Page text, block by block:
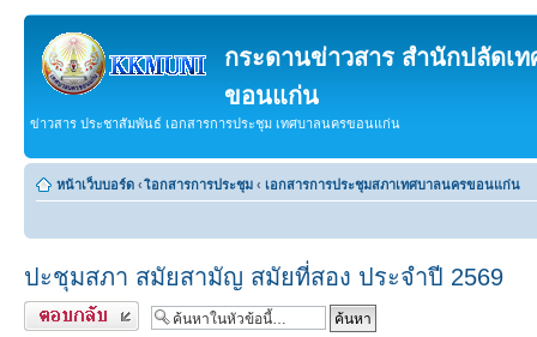
กระดานข่าวสาร สำนักปลัดเ
ขอนแก่น
ข่าวสาร ประชาสัมพันธ์ เอกสารการประชุม เทศบาลนครขอนแก่น
หน้าเว็บบอร์ด ‹ เิอกสารการประชุม ‹ เอกสารการประชุมสภาเทศบาลนครขอนแก่น
ปะชุมสภา สมัยสามัญ สมัยที่สอง ประจำปี 2569
ตอบกระทู้